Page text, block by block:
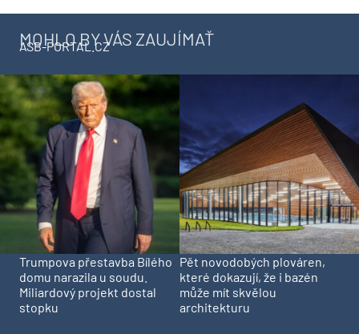
MOHLO BY VÁS ZAUJÍMAŤ
ASB-PORTAL.CZ
Trumpova přestavba Bílého
domu narazila u soudu.
Miliardový projekt dostal
stopku
Pět novodobých plováren,
které dokazují, že i bazén
může mít skvělou
architekturu